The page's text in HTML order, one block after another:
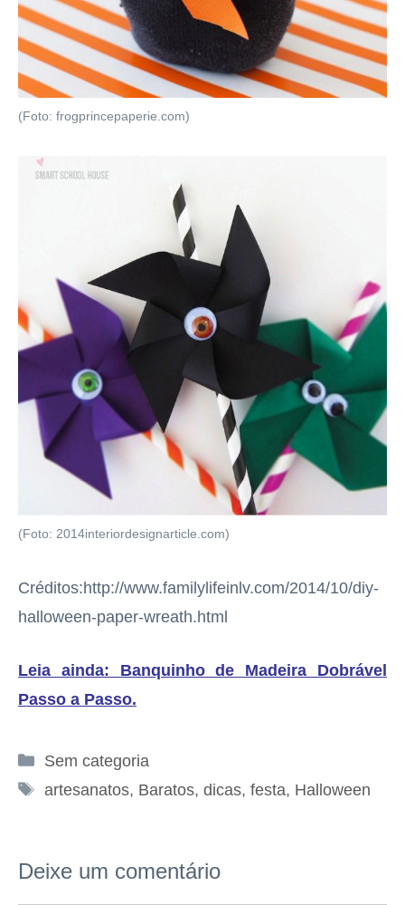
(Foto: frogprincepaperie.com)
(Foto: 2014interiordesignarticle.com)
Créditos:http://www.familylifeinlv.com/2014/10/diy-
halloween-paper-wreath.html
Leia ainda: Banquinho de Madeira Dobrável
Passo a Passo.
Categorias
Sem categoria
Tags
artesanatos, Baratos, dicas, festa, Halloween
Deixe um comentário